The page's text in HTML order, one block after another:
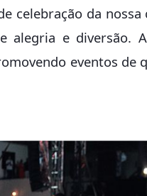
celebração da
alegria e diversão.
eventos de